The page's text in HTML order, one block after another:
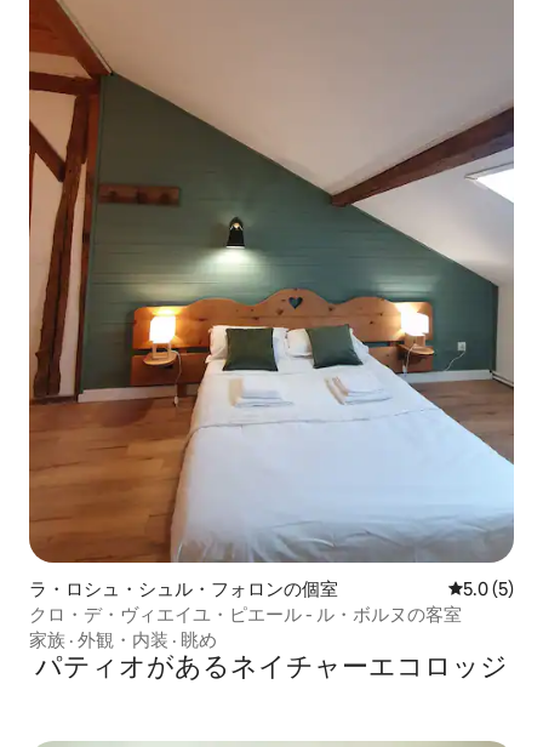
ラ・ロシュ・シュル・フォロンの個室 レビュー5
5.0 (5)
クロ・デ・ヴィエイユ・ピエール - ル・ボルヌの客室
家族 · 外観・内装 · 眺め
パティオがあるネイチャーエコロッジ